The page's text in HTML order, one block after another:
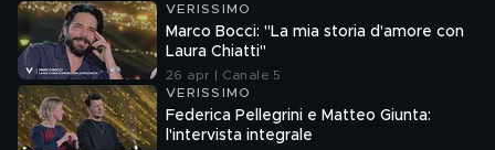
VERISSIMO
Marco Bocci: "La mia storia d'amore con
Laura Chiatti"
26 apr | Canale 5
VERISSIMO
Federica Pellegrini e Matteo Giunta:
l'intervista integrale